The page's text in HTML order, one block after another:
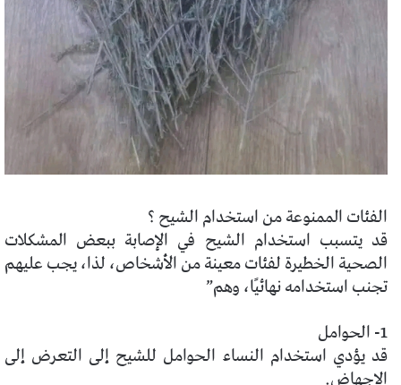
الفئات الممنوعة من استخدام الشيح ؟
قد يتسبب استخدام الشيح في الإصابة ببعض المشكلات
الصحية الخطيرة لفئات معينة من الأشخاص، لذا، يجب عليهم
تجنب استخدامه نهائيًا، وهم”
1- الحوامل
قد يؤدي استخدام النساء الحوامل للشيح إلى التعرض إلى